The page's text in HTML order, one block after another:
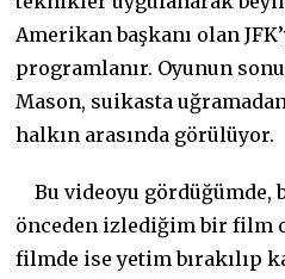
Amerikan başkanı olan
programlanır. Oyunun
Mason, suikasta
halkın arasında görülüyor.
Bu videoyu gördüğümde,
önceden izlediğim bir film
filmde ise yetim bırakılıp